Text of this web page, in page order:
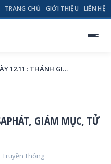
TRANG CHỦ GIỚI THIỆU LIÊN HỆ
NGÀY 12.11 : THÁNH GIOSAPHÁT, GIÁM MỤC, TỬ ĐẠO
GIÁM MỤC, TỬ
Truyền Thông